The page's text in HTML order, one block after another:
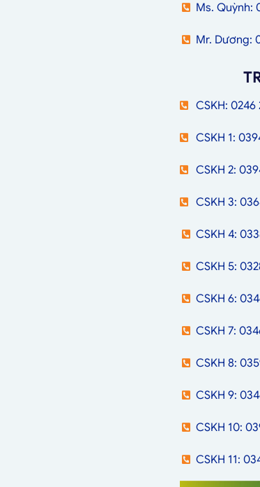
Ms. Quỳnh:
Mr. Dương:
CSKH: 0246
CSKH 1:
CSKH 2:
CSKH 3:
CSKH 4:
CSKH 5:
CSKH 6:
CSKH 7:
CSKH 8:
CSKH 9:
CSKH 10:
CSKH 11: